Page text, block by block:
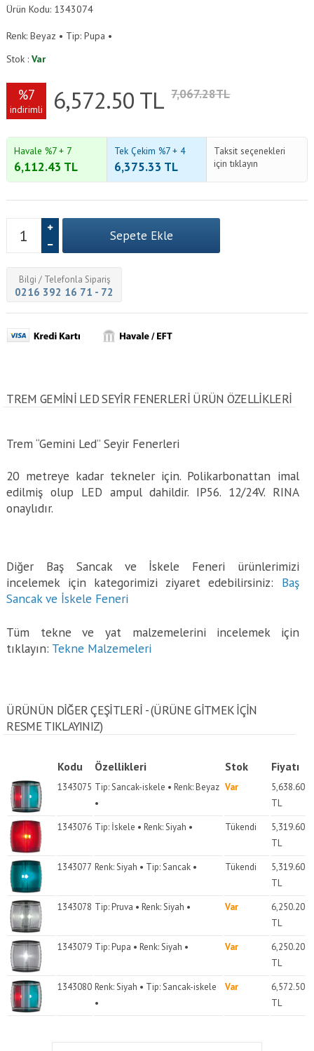
Ürün Kodu: 1343074
Renk: Beyaz • Tip: Pupa •
Stok :Var
%7
indirimli 6,572.50 TL 7,067.28TL
Havale %7 + 7
6,112.43 TL
Tek Çekim %7 + 4
6,375.33 TL
Taksit seçenekleri
için tıklayın
Bilgi / Telefonla Sipariş
0216 392 16 71 - 72
TREM GEMINI LED SEYIR FENERLERI ÜRÜN ÖZELLİKLERİ
Trem “Gemini Led” Seyir Fenerleri
20 metreye kadar tekneler için. Polikarbonattan imal
edilmiş olup LED ampul dahildir. IP56. 12/24V. RINA
onaylıdır.
Diğer Baş Sancak ve İskele Feneri ürünlerimizi
incelemek için kategorimizi ziyaret edebilirsiniz: Baş
Sancak ve İskele Feneri
Tüm tekne ve yat malzemelerini incelemek için
tıklayın: Tekne Malzemeleri
ÜRÜNÜN DİĞER ÇEŞİTLERİ - (ÜRÜNE GITMEK IÇIN
RESME TIKLAYINIZ)
Kodu Özellikleri Stok Fiyatı
1343075 Tip: Sancak-iskele • Renk: Beyaz
•
Var
5,638.60
TL
1343076 Tip: İskele • Renk: Siyah • Tükendi
5,319.60
TL
1343077 Renk: Siyah • Tip: Sancak • Tükendi
5,319.60
TL
1343078 Tip: Pruva • Renk: Siyah • Var
6,250.20
TL
1343079 Tip: Pupa • Renk: Siyah • Var
6,250.20
TL
1343080 Renk: Siyah • Tip: Sancak-iskele
•
Var
6,572.50
TL